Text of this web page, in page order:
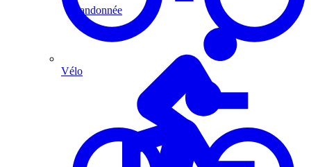
Randonnée
Vélo